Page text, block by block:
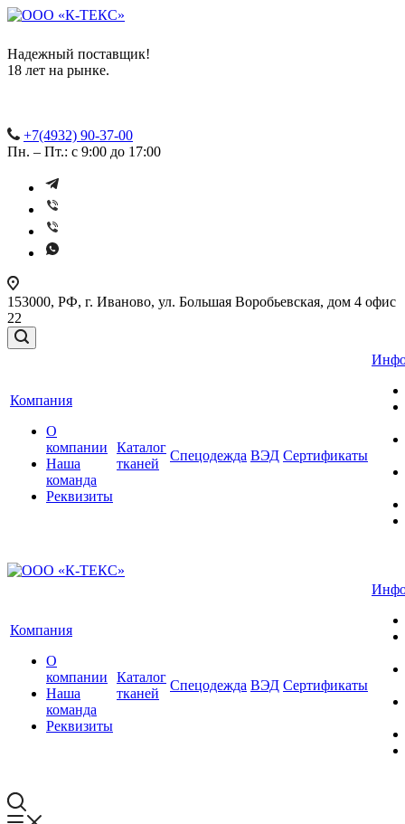
Надежный поставщик!
18 лет на рынке.
+7(4932) 90-37-00
Пн. – Пт.: с 9:00 до 17:00
153000, РФ, г. Иваново, ул. Большая Воробьевская, дом 4 офис
22
Компания
О
компании
Наша
команда
Реквизиты
Каталог
тканей
Спецодежда ВЭД Сертификаты
Компания
О
компании
Наша
команда
Реквизиты
Каталог
тканей
Спецодежда ВЭД Сертификаты